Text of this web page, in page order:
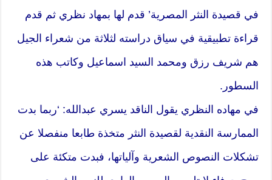
في قصيدة النثر المصرية’ قدم لها بمهاد نظري ثم قدم
قراءة تطبيقية في سياق دراسته لثلاثة من شعراء الجيل
هم شريف رزق ومحمد السيد اسماعيل وكاتب هذه
السطور.
في مهاده النظري يقول الناقد يسري عبدالله: ‘ربما بدت
الممارسة النقدية لقصيدة النثر متخذة طابعا منفصلا عن
تشكلات النصوص الشعرية وآلياتها، فبدت متكئة على